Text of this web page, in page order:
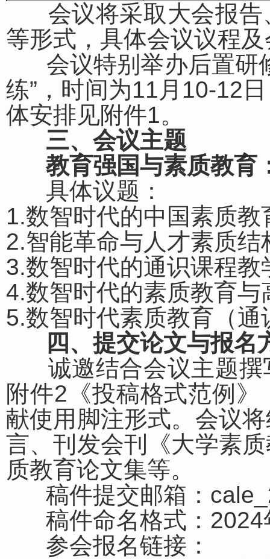
会议将采取大会报告
等形式，具体会议议程
会议特别举办后置研
练”，时间为11月10-12
体安排见附件1。
三、会议主题
教育强国与素质教育
具体议题：
1.数智时代的中国素质教
2.智能革命与人才素质结
3.数智时代的通识课程教
4.数智时代的素质教育与
5.数智时代素质教育（
四 、提交论文与报名
诚邀结合会议主题撰
附件2《投稿格式范例
献使用脚注形式。会议
言、刊发会刊《大学素
质教育论文集等。
稿件提交邮箱：
稿件命名格式：2024
参会报名链接：